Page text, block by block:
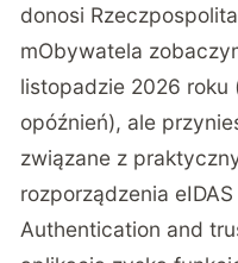
donosi Rzeczpospolita
mObywatela
listopadzie 2026 roku
opóźnień), ale
związane z
rozporządzenia
Authentication and